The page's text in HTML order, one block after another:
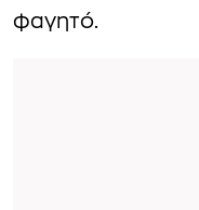
φαγητό.